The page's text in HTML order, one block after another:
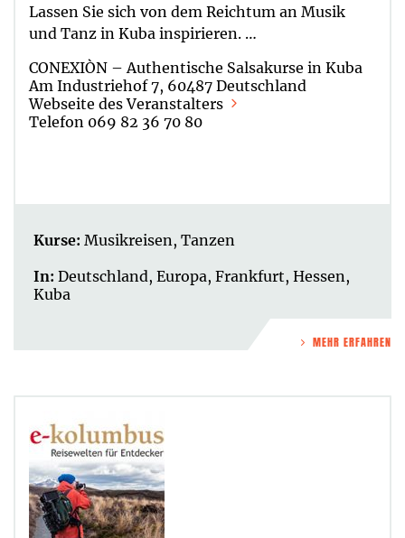
Lassen Sie sich von dem Reichtum an Musik
und Tanz in Kuba inspirieren. …
CONEXIÒN – Authentische Salsakurse in Kuba
Am Industriehof 7, 60487 Deutschland
Webseite des Veranstalters
Telefon 069 82 36 70 80
Kurse: Musikreisen, Tanzen
In: Deutschland, Europa, Frankfurt, Hessen,
Kuba
MEHR ERFAHREN